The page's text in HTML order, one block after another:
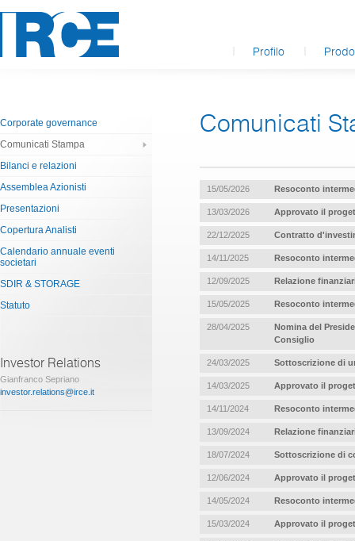
Profilo
Corporate governance
Comunicati Stampa
Bilanci e relazioni
Assemblea Azionisti
Presentazioni
Copertura Analisti
Calendario annuale eventi
societari
SDIR & STORAGE
Statuto
Investor Relations
Gianfranco Sepriano
investor.relations@irce.it
Comunicati
15/05/2026 Resoconto
13/03/2026 Approvato il
22/12/2025 Contratto
14/11/2025 Resoconto
12/09/2025 Relazione
15/05/2025 Resoconto
28/04/2025
Nomina del
Consiglio
24/03/2025 Sottoscrizione di
14/03/2025 Approvato il
14/11/2024 Resoconto
13/09/2024 Relazione
18/07/2024 Sottoscrizione di
12/06/2024 Approvato il
14/05/2024 Resoconto
15/03/2024 Approvato il